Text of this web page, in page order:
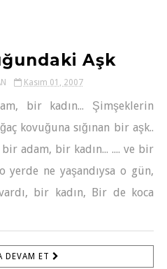
Aşk
Kasım 01, 2007
bir kadın... Şimşeklerin
kovuğuna sığınan bir aşk..
adam, bir kadın... .... ve bir
yerde ne yaşandıysa o gün,
bir kadın, Bir de koca
DEVAM ET